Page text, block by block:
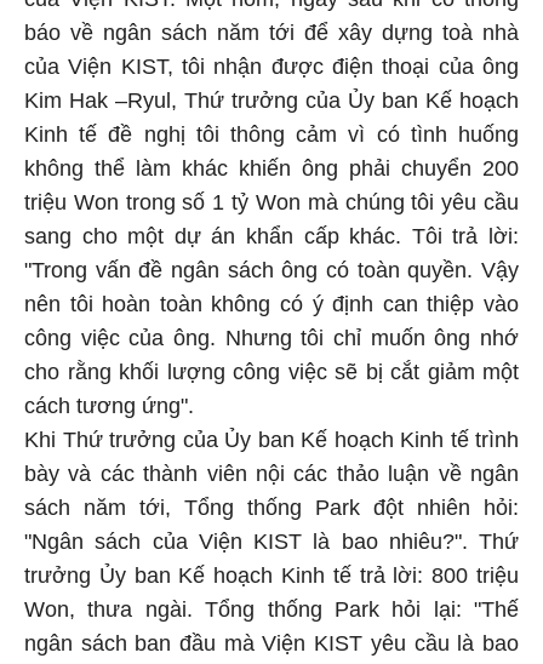
báo về ngân sách năm tới để xây dựng toà nhà
của Viện KIST, tôi nhận được điện thoại của ông
Kim Hak –Ryul, Thứ trưởng của Ủy ban Kế hoạch
Kinh tế đề nghị tôi thông cảm vì có tình huống
không thể làm khác khiến ông phải chuyển 200
triệu Won trong số 1 tỷ Won mà chúng tôi yêu cầu
sang cho một dự án khẩn cấp khác. Tôi trả lời:
"Trong vấn đề ngân sách ông có toàn quyền. Vậy
nên tôi hoàn toàn không có ý định can thiệp vào
công việc của ông. Nhưng tôi chỉ muốn ông nhớ
cho rằng khối lượng công việc sẽ bị cắt giảm một
cách tương ứng".
Khi Thứ trưởng của Ủy ban Kế hoạch Kinh tế trình
bày và các thành viên nội các thảo luận về ngân
sách năm tới, Tổng thống Park đột nhiên hỏi:
"Ngân sách của Viện KIST là bao nhiêu?". Thứ
trưởng Ủy ban Kế hoạch Kinh tế trả lời: 800 triệu
Won, thưa ngài. Tổng thống Park hỏi lại: "Thế
ngân sách ban đầu mà Viện KIST yêu cầu là bao